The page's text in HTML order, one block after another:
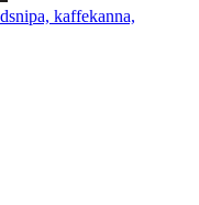
kaffekanna,